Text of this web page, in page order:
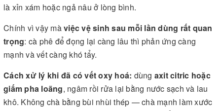
là xỉn xám hoặc ngả nâu ở lòng bình.
Chính vì vậy màviệc vệ sinh sau mỗi lần dùng rất quan
trọng: cà phê để đọng lại càng lâu thì phản ứng càng
mạnh và vết càng khó tẩy.
Cách xử lý khi đã có vết oxy hoá: dùng axit citric hoặc
giấm pha loãng, ngâm rồi rửa lại bằng nước sạch và lau
khô. Không chà bằng bùi nhùi thép — chà mạnh làm xước